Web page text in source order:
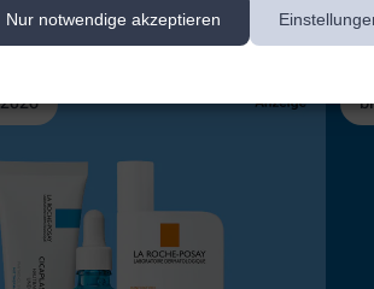
Nur notwendige akzeptieren